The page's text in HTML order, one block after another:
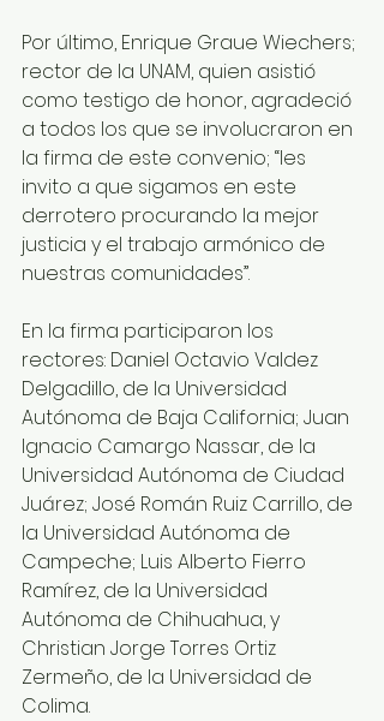
Por último, Enrique Graue Wiechers;
rector de la UNAM, quien asistió
como testigo de honor, agradeció
a todos los que se involucraron en
la firma de este convenio; “les
invito a que sigamos en este
derrotero procurando la mejor
justicia y el trabajo armónico de
nuestras comunidades”.
En la firma participaron los
rectores: Daniel Octavio Valdez
Delgadillo, de la Universidad
Autónoma de Baja California; Juan
Ignacio Camargo Nassar, de la
Universidad Autónoma de Ciudad
Juárez; José Román Ruiz Carrillo, de
la Universidad Autónoma de
Campeche; Luis Alberto Fierro
Ramírez, de la Universidad
Autónoma de Chihuahua, y
Christian Jorge Torres Ortiz
Zermeño, de la Universidad de
Colima.